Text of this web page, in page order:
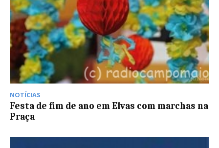
NOTÍCIAS
Festa de fim de ano em Elvas com marchas na
Praça